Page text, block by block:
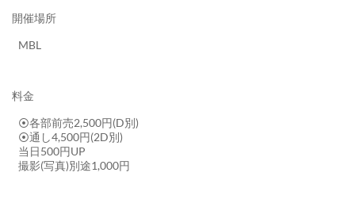
開催場所
MBL
料金
⦿各部前売2,500円(D別)
⦿通し4,500円(2D別)
当日500円UP
撮影(写真)別途1,000円